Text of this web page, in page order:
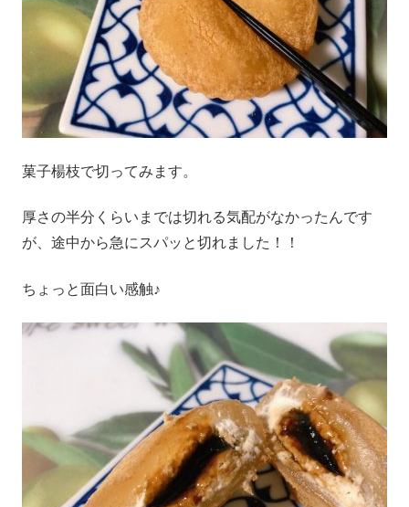
菓子楊枝で切ってみます。
厚さの半分くらいまでは切れる気配がなかったんです
が、途中から急にスパッと切れました！！
ちょっと面白い感触♪